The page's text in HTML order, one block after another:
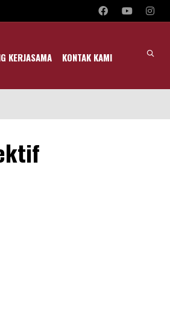
KERJASAMA KONTAK KAMI